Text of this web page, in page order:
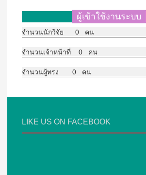
ผู้เข้าใช้งานระบบ
จำนวนนักวิจัย 0 คน
จำนวนเจ้าหน้าที่ 0 คน
จำนวนผู้ทรง 0 คน
LIKE US ON FACEBOOK